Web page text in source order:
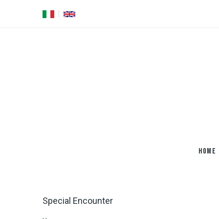
HOME
Special Encounter